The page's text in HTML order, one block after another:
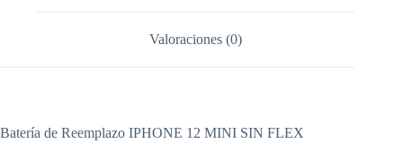
Valoraciones (0)
Batería de Reemplazo IPHONE 12 MINI SIN FLEX